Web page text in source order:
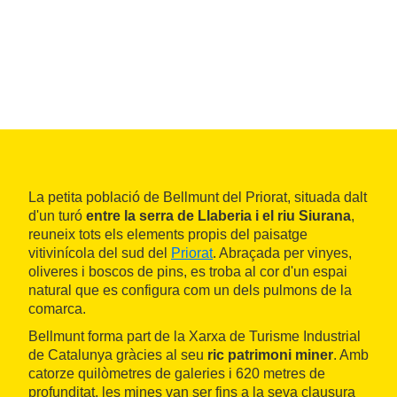
La petita població de Bellmunt del Priorat, situada dalt
d'un turó entre la serra de Llaberia i el riu Siurana,
reuneix tots els elements propis del paisatge
vitivinícola del sud del Priorat. Abraçada per vinyes,
oliveres i boscos de pins, es troba al cor d'un espai
natural que es configura com un dels pulmons de la
comarca.
Bellmunt forma part de la Xarxa de Turisme Industrial
de Catalunya gràcies al seu ric patrimoni miner. Amb
catorze quilòmetres de galeries i 620 metres de
profunditat, les mines van ser fins a la seva clausura